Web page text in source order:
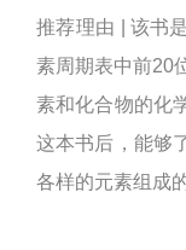
推荐理由 | 该书
素周期表中前20
素和化合物的化
这本书后，能够
各样的元素组成